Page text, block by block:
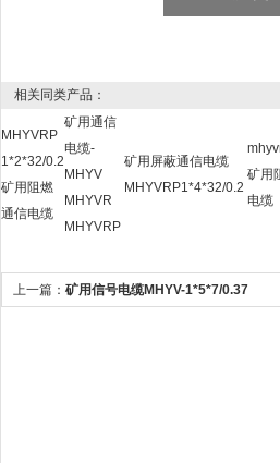
相关同类产品：
MHYVRP
1*2*32/0.2
矿用阻燃
通信电缆
矿用通信
电缆-
MHYV
MHYVR
MHYVRP
矿用屏蔽通信电缆
MHYVRP1*4*32/0.2
矿用
电缆
上一篇： 矿用信号电缆MHYV-1*5*7/0.37